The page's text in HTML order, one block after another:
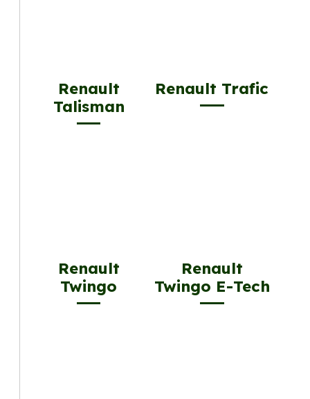
Renault
Talisman
Renault Trafic
Renault
Twingo
Renault
Twingo E-Tech